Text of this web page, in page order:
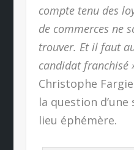
compte tenu des
de commerces ne
trouver. Et il faut
candidat franchisé
Christophe
la question
lieu éphémère.